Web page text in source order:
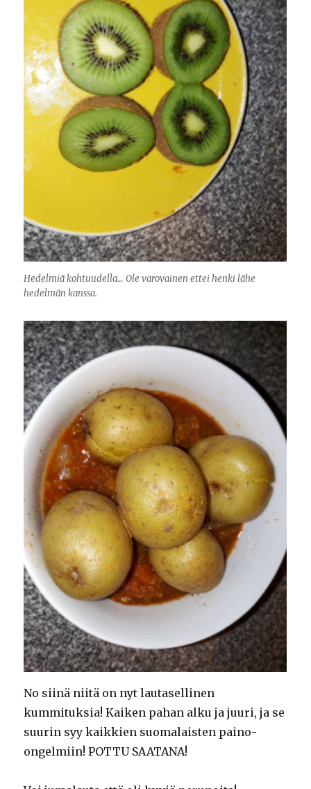
Hedelmiä kohtuudella… Ole varovainen ettei henki lähe
hedelmän kanssa.
No siinä niitä on nyt lautasellinen
kummituksia! Kaiken pahan alku ja juuri, ja se
suurin syy kaikkien suomalaisten paino-
ongelmiin! POTTU SAATANA!